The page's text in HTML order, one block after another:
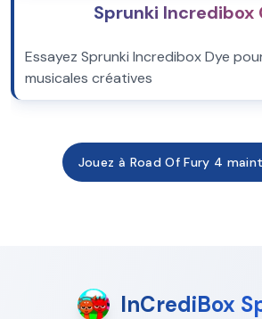
Sprunki Incredibox
Essayez Sprunki Incredibox Dye
musicales créatives
Jouez à Road Of Fury 4
InCrediBox